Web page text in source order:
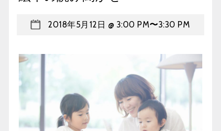
2018年5月12日 @ 3:00 PM〜3:30 PM